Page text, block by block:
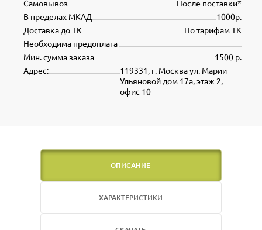
После поставки*
Самовывоз
1000р.
В пределах МКАД
По тарифам ТК
Доставка до ТК
Необходима предоплата
1500 р.
Мин. сумма заказа
119331, г. Москва ул. Марии
Ульяновой дом 17а, этаж 2,
офис 10
Адрес:
ОПИСАНИЕ
ХАРАКТЕРИСТИКИ